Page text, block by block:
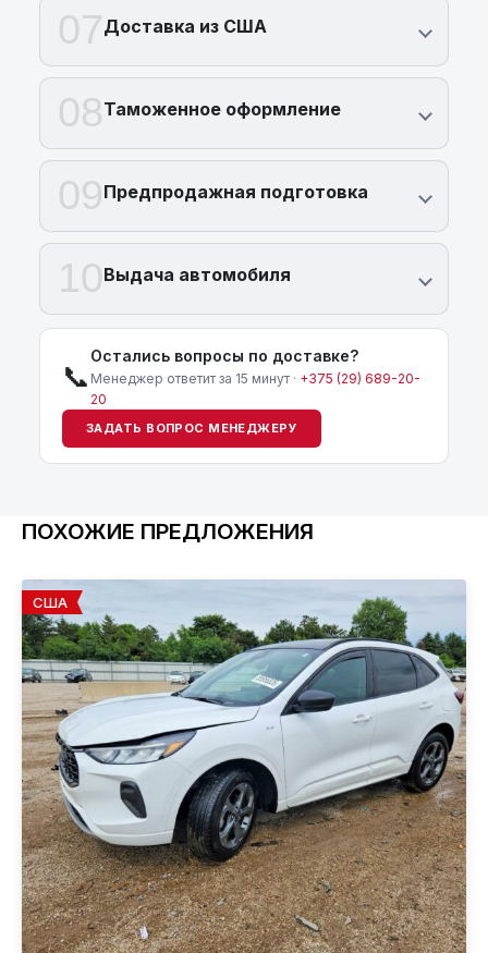
07Доставка из США
08Таможенное оформление
09Предпродажная подготовка
10Выдача автомобиля
📞
Остались вопросы по доставке?
Менеджер ответит за 15 минут · +375 (29) 689-20-
20
ЗАДАТЬ ВОПРОС МЕНЕДЖЕРУ
ПОХОЖИЕ ПРЕДЛОЖЕНИЯ
США